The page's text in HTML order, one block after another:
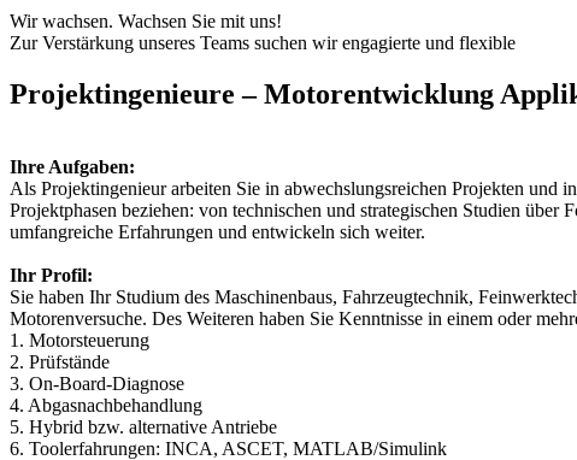
Wir wachsen. Wachsen Sie mit uns!
Zur Verstärkung unseres Teams suchen wir engagierte und flexible
Projektingenieure – Motorentwicklung
Ihre Aufgaben:
Als Projektingenieur arbeiten Sie in abwechslungsreichen Projekten
Projektphasen beziehen: von technischen und strategischen Studien
umfangreiche Erfahrungen und entwickeln sich weiter.
Ihr Profil:
Sie haben Ihr Studium des Maschinenbaus, Fahrzeugtechnik,
Motorenversuche. Des Weiteren haben Sie Kenntnisse in einem oder
1. Motorsteuerung
2. Prüfstände
3. On-Board-Diagnose
4. Abgasnachbehandlung
5. Hybrid bzw. alternative Antriebe
6. Toolerfahrungen: INCA, ASCET, MATLAB/Simulink